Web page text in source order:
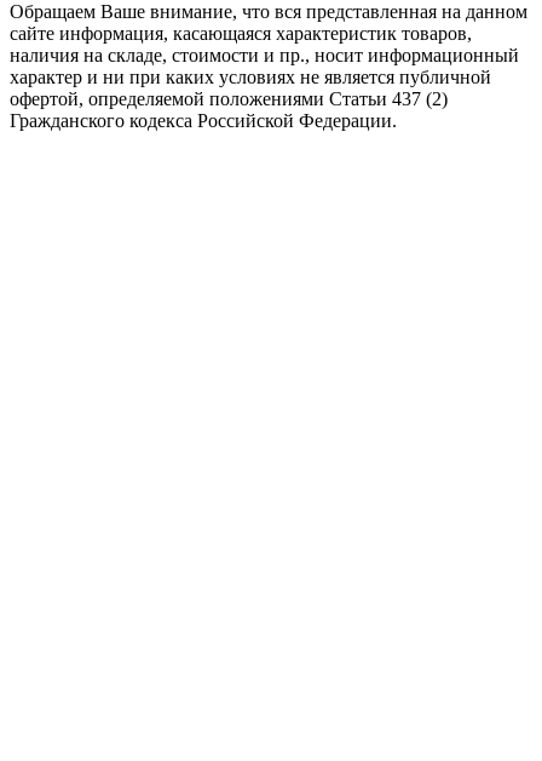
Обращаем Ваше внимание, что вся представленная на данном
сайте информация, касающаяся характеристик товаров,
наличия на складе, стоимости и пр., носит информационный
характер и ни при каких условиях не является публичной
офертой, определяемой положениями Статьи 437 (2)
Гражданского кодекса Российской Федерации.